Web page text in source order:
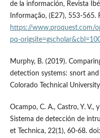
de la información, Revista
Informação, (E27), 553-565.
https://www.proquest.com/
pq-
Murphy, B. (2019).
detection systems: snort
Colorado Technical
Ocampo, C. A., Castro, Y. V.,
Sistema de detección de
et Technica, 22(1), 60-68. doi: